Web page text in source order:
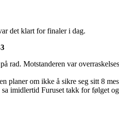
det klart for finaler i dag.
rad. Motstanderen var
planer om ikke å sikre seg sitt 8
imidlertid Furuset takk for følget